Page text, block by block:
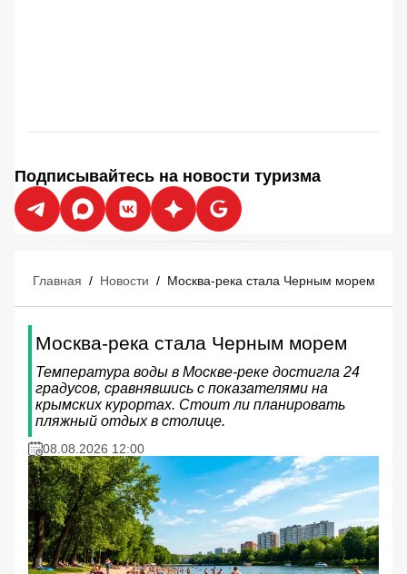
Подписывайтесь на новости туризма
Главная / Новости / Москва-река стала Черным морем
Москва-река стала Черным морем
Температура воды в Москве-реке достигла 24
градусов, сравнявшись с показателями на
крымских курортах. Стоит ли планировать
пляжный отдых в столице.
08.08.2026 12:00